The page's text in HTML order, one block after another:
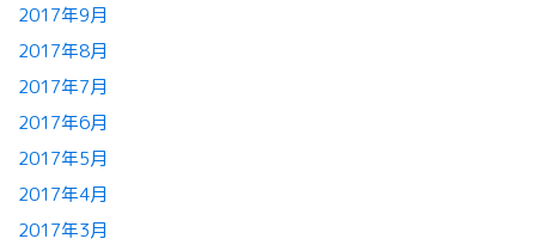
2017年9月
2017年8月
2017年7月
2017年6月
2017年5月
2017年4月
2017年3月